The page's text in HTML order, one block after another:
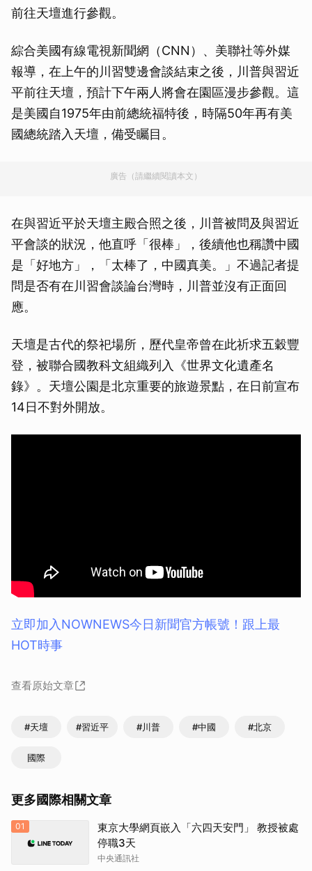
前往天壇進行參觀。
綜合美國有線電視新聞網（CNN）、美聯社等外媒
報導，在上午的川習雙邊會談結束之後，川普與習近
平前往天壇，預計下午兩人將會在園區漫步參觀。這
是美國自1975年由前總統福特後，時隔50年再有美
國總統踏入天壇，備受矚目。
廣告（請繼續閱讀本文）
在與習近平於天壇主殿合照之後，川普被問及與習近
平會談的狀況，他直呼「很棒」，後續他也稱讚中國
是「好地方」，「太棒了，中國真美。」不過記者提
問是否有在川習會談論台灣時，川普並沒有正面回
應。
天壇是古代的祭祀場所，歷代皇帝曾在此祈求五穀豐
登，被聯合國教科文組織列入《世界文化遺產名
錄》。天壇公園是北京重要的旅遊景點，在日前宣布
14日不對外開放。
立即加入NOWNEWS今⽇新聞官⽅帳號！跟上最
HOT時事
查看原始文章
#天壇 #習近平 #川普 #中國 #北京
國際
更多國際相關文章
01
東京大學網頁嵌入「六四天安門」 教授被處
停職3天
中央通訊社